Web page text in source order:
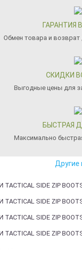
ГАРАНТИЯ
Обмен товара и возврат
СКИДКИ
Выгодные цены для
БЫСТРАЯ
Максимально
Другие